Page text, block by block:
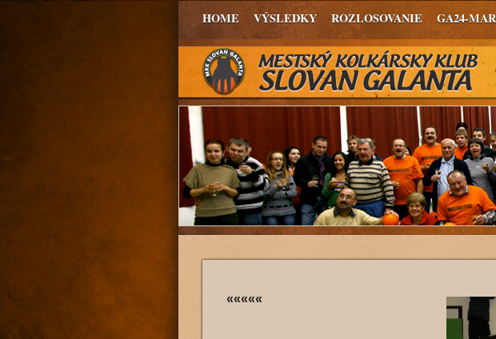
HOME VÝSLEDKY ROZLOSOVANIE GA24-
«««««